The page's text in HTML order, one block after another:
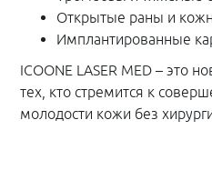
Открытые раны и
Имплантированные
ICOONE LASER MED – это
тех, кто стремится к
молодости кожи без